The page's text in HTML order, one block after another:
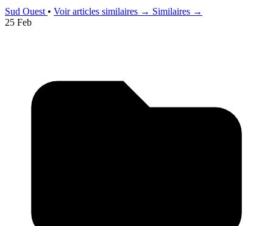
Sud Ouest • Voir articles similaires → Similaires →
25 Feb